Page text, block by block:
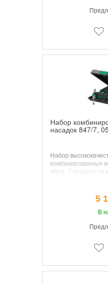
Набор
насадок 847/7,
Набор
комбинированных
Wera, 7 предметов
держателя по
6,3. Держатель
шуруповёрт или в
5
В